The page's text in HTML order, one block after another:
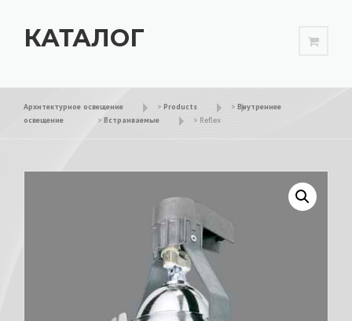
КАТАЛОГ
Архитектурное освещение > Products > Внутреннее
освещение
> Встраиваемые > Reflex